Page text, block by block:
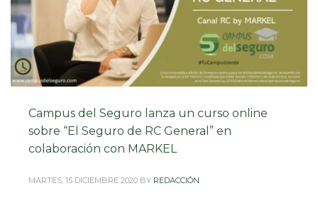
Campus del Seguro lanza un curso online
sobre “El Seguro de RC General” en
colaboración con MARKEL
MARTES, 15 DICIEMBRE 2020 BY REDACCIÓN